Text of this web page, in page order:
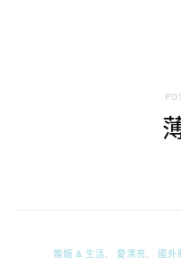
婚姻 & 生活 愛漂亮 國外